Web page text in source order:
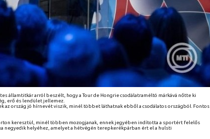
államtitkár arról beszélt, hogy a Tour de Hongrie csodálatraméltó márkává nőtte ki
erő és lendület jellemez.
az ország jó hírnevét viszik, minél többet láthatnak ebből a csodálatos országból. Fontos
keresztül, minél többen mozogjanak, ennek jegyében indította a sportért felelős
negyedik helyéhez, amelyet a hétvégén terepkerékpárban ért el a hulsti